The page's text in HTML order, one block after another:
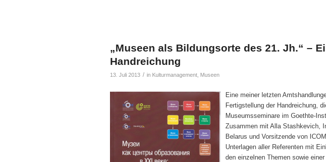
„Museen als Bildungsorte des 21. Jh.“ –
Handreichung
13. Juli 2013 / in Kulturmanagement Museen
Eine meiner letzten
Fertigstellung der Handreichung,
Museumsseminare im Goethte-
Zusammen mit Alla Stashkevich,
Belarus und Vorsitzende von
Unterlagen aller Referenten mit
den einzelnen Themen sowie